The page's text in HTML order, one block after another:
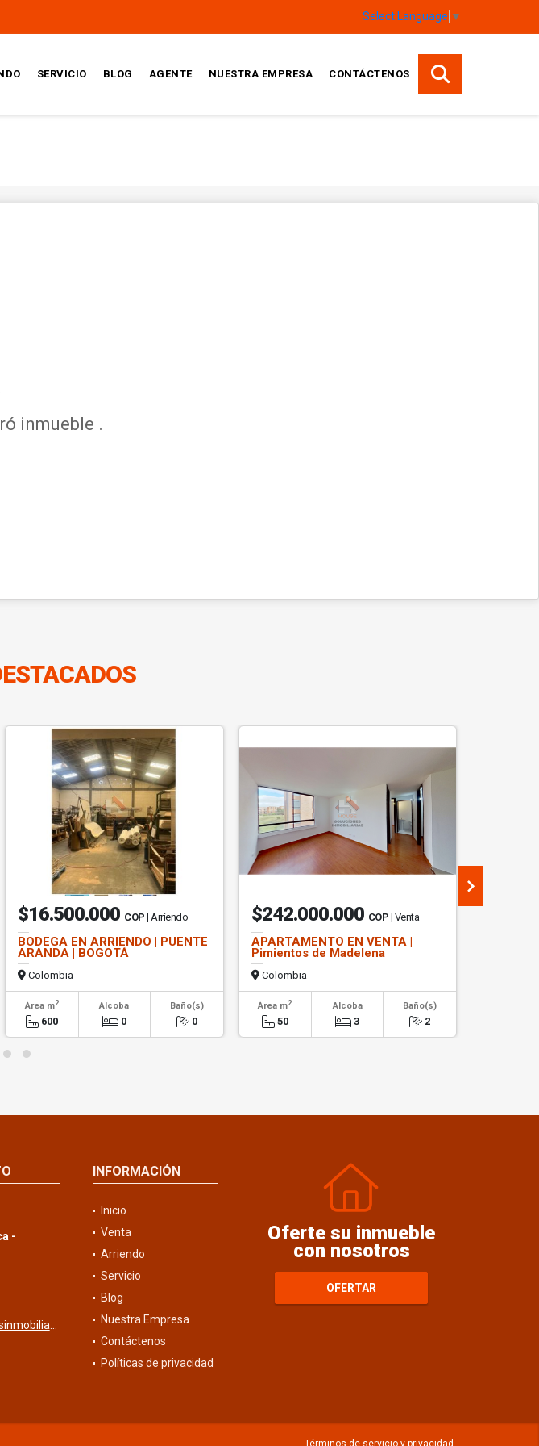
Select Language ▼
SERVICIO BLOG AGENTE NUESTRA EMPRESA CONTÁCTENOS
inmueble .
$16.500.000 COP | Arriendo
BODEGA EN ARRIENDO | PUENTE
ARANDA | BOGOTÁ
Colombia
Área m2
600
Alcoba
0
Baño(s)
0
$242.000.000 COP | Venta
APARTAMENTO EN VENTA |
Pimientos de Madelena
Colombia
Área m2
50
Alcoba
3
Baño(s)
2
-
INFORMACIÓN
Inicio
Venta
Arriendo
Servicio
Blog
Nuestra Empresa
Contáctenos
Políticas de privacidad
Oferte su inmueble
con nosotros
OFERTAR
Términos de servicio y privacidad